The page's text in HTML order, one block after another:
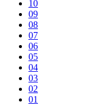
10
09
08
07
06
05
04
03
02
01